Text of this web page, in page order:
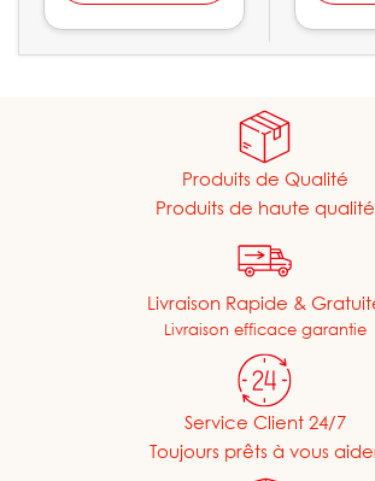
Produits de Qualité
Produits de haute qualité
Livraison Rapide &
Livraison efficace garantie
Service Client 24/7
Toujours prêts à vous